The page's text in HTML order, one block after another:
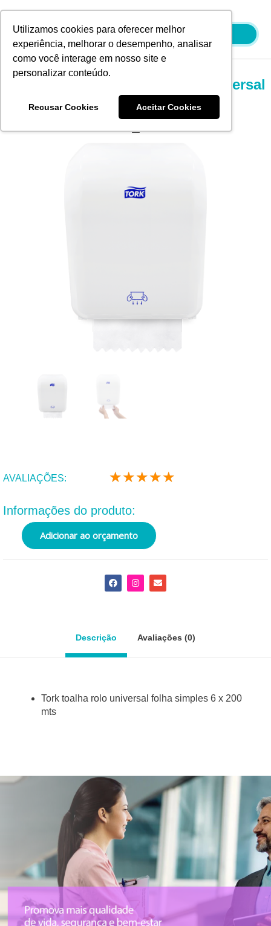
Utilizamos cookies para oferecer melhor
experiência, melhorar o desempenho, analisar
como você interage em nosso site e
personalizar conteúdo.
Recusar Cookies Aceitar Cookies
conteúdo
Tork Dispenser Toalha Rolo Universal
– Auto Cut
AVALIAÇÕES: ★★★★★
Informações do produto:
Adicionar ao orçamento
F
a
k
I
n
a
E
n
e
Descrição Avaliações (0)
Tork toalha rolo universal folha simples 6 x 200
mts